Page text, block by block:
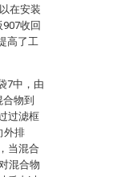
在安装
收回
高了工
7中，由
物到
过滤框
外排
当混合
混合物